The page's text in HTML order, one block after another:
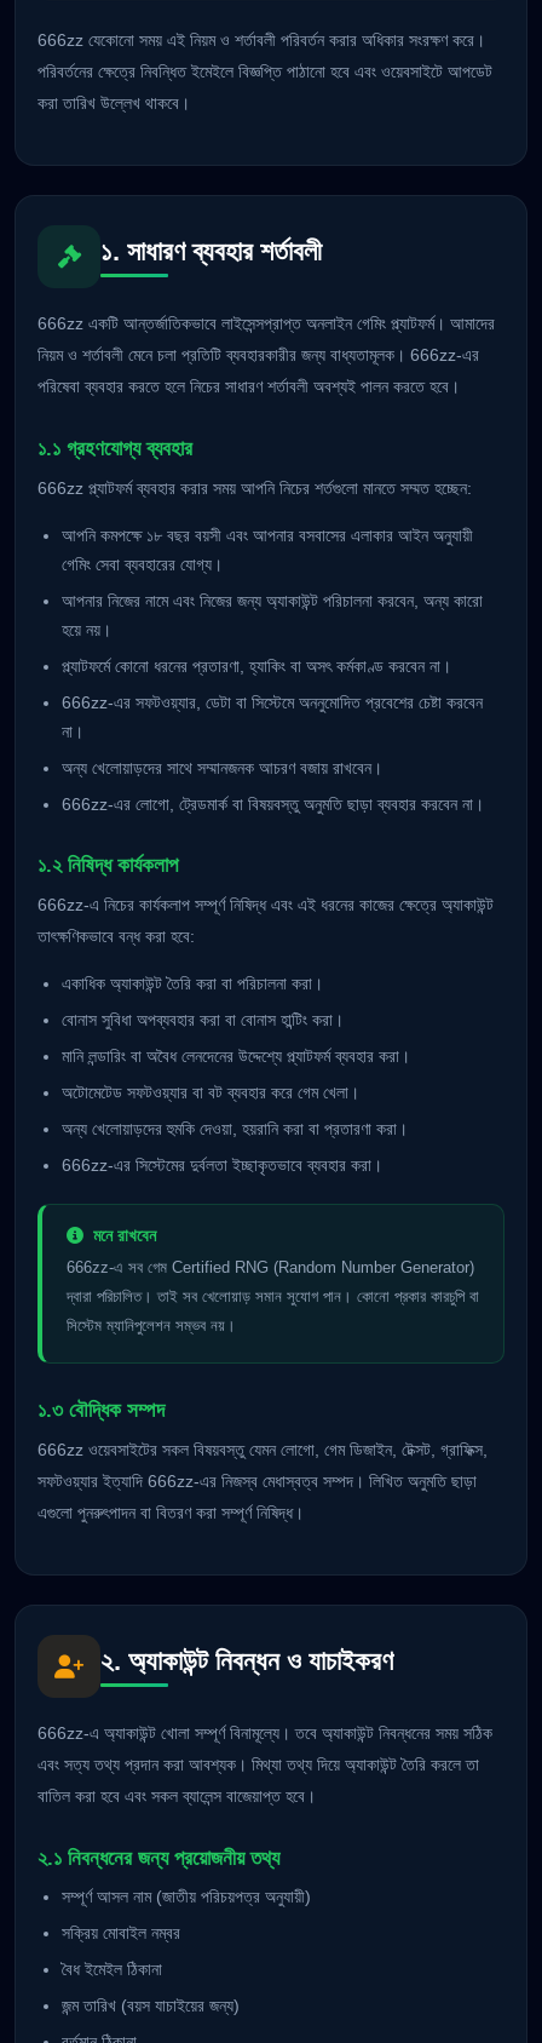
666zz যেকোনো সময় এই নিয়ম ও শর্তাবলী পরিবর্তন করার অধিকার সংরক্ষণ করে।
পরিবর্তনের ক্ষেত্রে নিবন্ধিত ইমেইলে বিজ্ঞপ্তি পাঠানো হবে এবং ওয়েবসাইটে আপডেট
করা তারিখ উল্লেখ থাকবে।
১. সাধারণ ব্যবহার শর্তাবলী
666zz একটি আন্তর্জাতিকভাবে লাইসেন্সপ্রাপ্ত অনলাইন গেমিং প্ল্যাটফর্ম। আমাদের
নিয়ম ও শর্তাবলী মেনে চলা প্রতিটি ব্যবহারকারীর জন্য বাধ্যতামূলক। 666zz-এর
পরিষেবা ব্যবহার করতে হলে নিচের সাধারণ শর্তাবলী অবশ্যই পালন করতে হবে।
১.১ গ্রহণযোগ্য ব্যবহার
666zz প্ল্যাটফর্ম ব্যবহার করার সময় আপনি নিচের শর্তগুলো মানতে সম্মত হচ্ছেন:
আপনি কমপক্ষে ১৮ বছর বয়সী এবং আপনার বসবাসের এলাকার আইন অনুযায়ী
গেমিং সেবা ব্যবহারের যোগ্য।
আপনার নিজের নামে এবং নিজের জন্য অ্যাকাউন্ট পরিচালনা করবেন, অন্য কারো
হয়ে নয়।
প্ল্যাটফর্মে কোনো ধরনের প্রতারণা, হ্যাকিং বা অসৎ কর্মকাণ্ড করবেন না।
666zz-এর সফটওয়্যার, ডেটা বা সিস্টেমে অননুমোদিত প্রবেশের চেষ্টা করবেন
না।
অন্য খেলোয়াড়দের সাথে সম্মানজনক আচরণ বজায় রাখবেন।
666zz-এর লোগো, ট্রেডমার্ক বা বিষয়বস্তু অনুমতি ছাড়া ব্যবহার করবেন না।
১.২ নিষিদ্ধ কার্যকলাপ
666zz-এ নিচের কার্যকলাপ সম্পূর্ণ নিষিদ্ধ এবং এই ধরনের কাজের ক্ষেত্রে অ্যাকাউন্ট
তাৎক্ষণিকভাবে বন্ধ করা হবে:
একাধিক অ্যাকাউন্ট তৈরি করা বা পরিচালনা করা।
বোনাস সুবিধা অপব্যবহার করা বা বোনাস হান্টিং করা।
মানি লন্ডারিং বা অবৈধ লেনদেনের উদ্দেশ্যে প্ল্যাটফর্ম ব্যবহার করা।
অটোমেটেড সফটওয়্যার বা বট ব্যবহার করে গেম খেলা।
অন্য খেলোয়াড়দের হুমকি দেওয়া, হয়রানি করা বা প্রতারণা করা।
666zz-এর সিস্টেমের দুর্বলতা ইচ্ছাকৃতভাবে ব্যবহার করা।
মনে রাখবেন
666zz-এ সব গেম Certified RNG (Random Number Generator)
দ্বারা পরিচালিত। তাই সব খেলোয়াড় সমান সুযোগ পান। কোনো প্রকার কারচুপি বা
সিস্টেম ম্যানিপুলেশন সম্ভব নয়।
১.৩ বৌদ্ধিক সম্পদ
666zz ওয়েবসাইটের সকল বিষয়বস্তু যেমন লোগো, গেম ডিজাইন, টেক্সট, গ্রাফিক্স,
সফটওয়্যার ইত্যাদি 666zz-এর নিজস্ব মেধাস্বত্ব সম্পদ। লিখিত অনুমতি ছাড়া
এগুলো পুনরুৎপাদন বা বিতরণ করা সম্পূর্ণ নিষিদ্ধ।
২. অ্যাকাউন্ট নিবন্ধন ও যাচাইকরণ
666zz-এ অ্যাকাউন্ট খোলা সম্পূর্ণ বিনামূল্যে। তবে অ্যাকাউন্ট নিবন্ধনের সময় সঠিক
এবং সত্য তথ্য প্রদান করা আবশ্যক। মিথ্যা তথ্য দিয়ে অ্যাকাউন্ট তৈরি করলে তা
বাতিল করা হবে এবং সকল ব্যালেন্স বাজেয়াপ্ত হবে।
২.১ নিবন্ধনের জন্য প্রয়োজনীয় তথ্য
সম্পূর্ণ আসল নাম (জাতীয় পরিচয়পত্র অনুযায়ী)
সক্রিয় মোবাইল নম্বর
বৈধ ইমেইল ঠিকানা
জন্ম তারিখ (বয়স যাচাইয়ের জন্য)